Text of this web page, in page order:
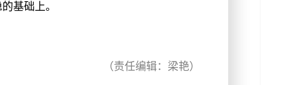
基础上。
（责任编辑：梁艳）